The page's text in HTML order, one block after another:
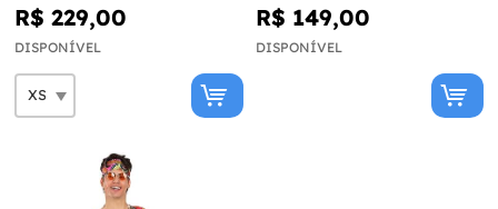
R$ 229,00
DISPONÍVEL
R$ 149,00
DISPONÍVEL